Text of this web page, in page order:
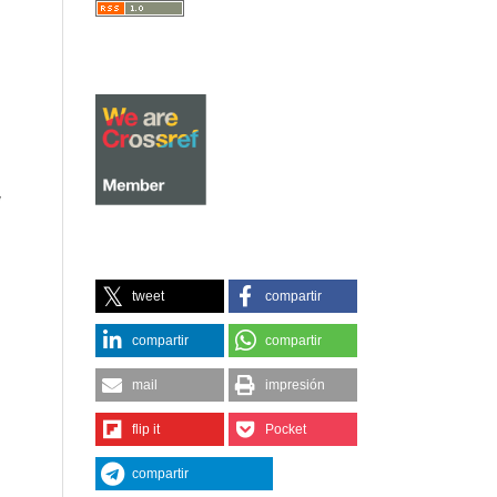
,
tweet compartir
compartir compartir
mail impresión
flip it Pocket
compartir